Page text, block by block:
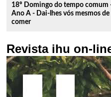
18º Domingo do tempo comum
Ano A - Dai-lhes vós mesmos de
comer
Revista ihu on-